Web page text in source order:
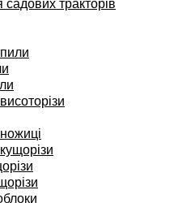
тракторів